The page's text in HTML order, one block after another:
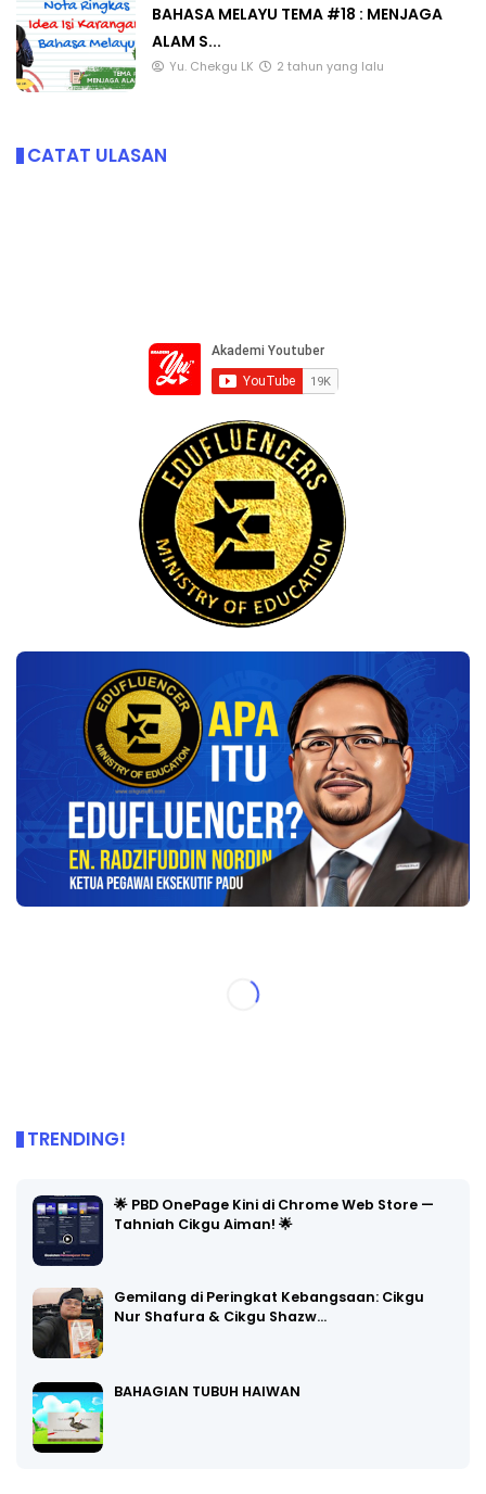
BAHASA MELAYU TEMA #18 : MENJAGA
ALAM S...
Yu. Chekgu LK 2 tahun yang lalu
CATAT ULASAN
TRENDING!
🌟 PBD OnePage Kini di Chrome Web Store —
Tahniah Cikgu Aiman! 🌟
Gemilang di Peringkat Kebangsaan: Cikgu
Nur Shafura & Cikgu Shazw…
BAHAGIAN TUBUH HAIWAN